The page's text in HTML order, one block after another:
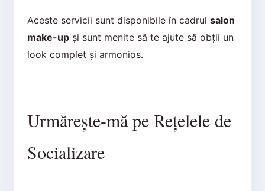
Aceste servicii sunt disponibile în cadrul salon
make-upși sunt menite să te ajute să obții un
look complet și armonios.
Urmărește-mă pe Rețelele de
Socializare